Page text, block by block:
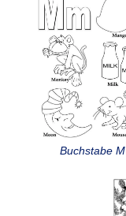
Buchstabe M